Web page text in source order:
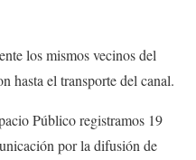
los mismos vecinos del
hasta el transporte del canal.
Público registramos 19
por la difusión de